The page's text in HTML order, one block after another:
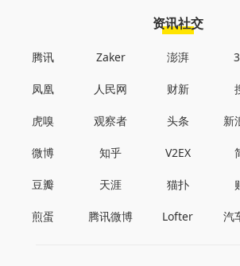
资讯社交
腾讯 Zaker 澎湃
凤凰 人民网 财新
虎嗅 观察者 头条 新
微博 知乎 V2EX
豆瓣 天涯 猫扑
煎蛋 腾讯微博 Lofter 汽